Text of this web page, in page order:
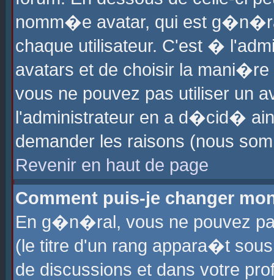
nomm�e avatar, qui est
chaque utilisateur. C'est �
avatars et de choisir la
vous ne pouvez pas utiliser un
l'administrateur en a d�cid�
demander les raisons (nous
Revenir en haut de page
Comment puis-je changer
En g�n�ral, vous ne pouvez
(le titre d'un rang appara�t
de discussions et dans votre